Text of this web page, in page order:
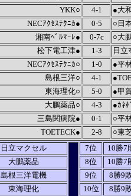
YKK○
4-1
●大
NECｱｸｾｽﾃｸﾆｶ●
0-5
○日
湘南ﾍﾞﾙﾏｰﾚ●
0-7c
○大
松下電工津●
1-3 日立
NECｱｸｾｽﾃｸﾆｶ○ 1-0
●平
島根三洋○
4-1
東海理化○
5-0
●甲
大鵬薬品○
4-3
●ｶﾈ
三島関病院●
0-1
○平
TOETECK●
2-8
○東
日立マクセル 7位
10勝7
大鵬薬品 8位
10勝7
島根三洋電機 9位
8勝9
東海理化 10位
8勝9